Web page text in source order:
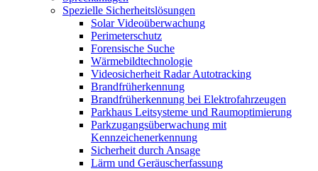
Spezielle Sicherheitslösungen
Solar Videoüberwachung
Perimeterschutz
Forensische Suche
Wärmebildtechnologie
Videosicherheit Radar Autotracking​
Brandfrüherkennung
Brandfrüherkennung bei Elektrofahrzeugen
Parkhaus Leitsysteme und Raumoptimierung
Parkzugangsüberwachung mit
Kennzeichenerkennung
Sicherheit durch Ansage
Lärm und Geräuscherfassung